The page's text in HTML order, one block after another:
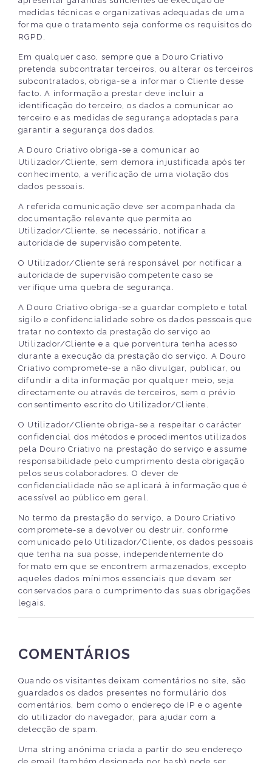
medidas técnicas e organizativas adequadas de uma
forma que o tratamento seja conforme os requisitos do
RGPD.
Em qualquer caso, sempre que a Douro Criativo
pretenda subcontratar terceiros, ou alterar os terceiros
subcontratados, obriga-se a informar o Cliente desse
facto. A informação a prestar deve incluir a
identificação do terceiro, os dados a comunicar ao
terceiro e as medidas de segurança adoptadas para
garantir a segurança dos dados.
A Douro Criativo obriga-se a comunicar ao
Utilizador/Cliente, sem demora injustificada após ter
conhecimento, a verificação de uma violação dos
dados pessoais.
A referida comunicação deve ser acompanhada da
documentação relevante que permita ao
Utilizador/Cliente, se necessário, notificar a
autoridade de supervisão competente.
O Utilizador/Cliente será responsável por notificar a
autoridade de supervisão competente caso se
verifique uma quebra de segurança.
A Douro Criativo obriga-se a guardar completo e total
sigilo e confidencialidade sobre os dados pessoais que
tratar no contexto da prestação do serviço ao
Utilizador/Cliente e a que porventura tenha acesso
durante a execução da prestação do serviço. A Douro
Criativo compromete-se a não divulgar, publicar, ou
difundir a dita informação por qualquer meio, seja
directamente ou através de terceiros, sem o prévio
consentimento escrito do Utilizador/Cliente.
O Utilizador/Cliente obriga-se a respeitar o carácter
confidencial dos métodos e procedimentos utilizados
pela Douro Criativo na prestação do serviço e assume
responsabilidade pelo cumprimento desta obrigação
pelos seus colaboradores. O dever de
confidencialidade não se aplicará à informação que é
acessível ao público em geral.
No termo da prestação do serviço, a Douro Criativo
compromete-se a devolver ou destruir, conforme
comunicado pelo Utilizador/Cliente, os dados pessoais
que tenha na sua posse, independentemente do
formato em que se encontrem armazenados, excepto
aqueles dados mínimos essenciais que devam ser
conservados para o cumprimento das suas obrigações
legais.
COMENTÁRIOS
Quando os visitantes deixam comentários no site, são
guardados os dados presentes no formulário dos
comentários, bem como o endereço de IP e o agente
do utilizador do navegador, para ajudar com a
detecção de spam.
Uma string anónima criada a partir do seu endereço